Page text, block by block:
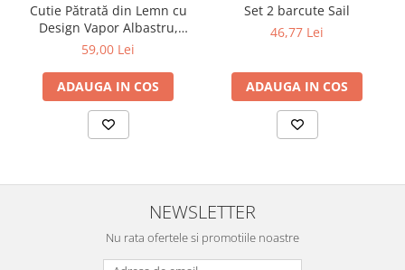
Cutie Pătrată din Lemn cu
Design Vapor Albastru,
9*9CM
59,00 Lei
ADAUGA IN COS
Set 2 barcute Sail
46,77 Lei
ADAUGA IN COS
NEWSLETTER
Nu rata ofertele si promotiile noastre